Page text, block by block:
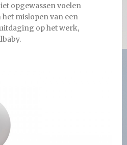
opgewassen voelen
mislopen van een
op het werk,